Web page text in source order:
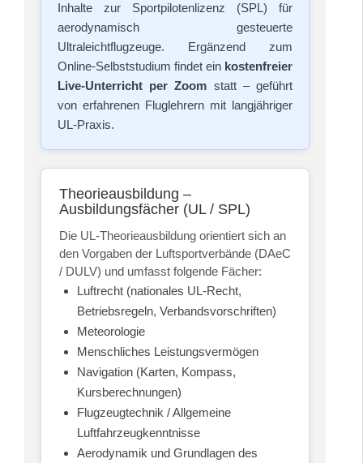
Inhalte zur Sportpilotenlizenz (SPL) für
aerodynamisch gesteuerte
Ultraleichtflugzeuge. Ergänzend zum
Online-Selbststudium findet ein kostenfreier
Live-Unterricht per Zoom statt – geführt
von erfahrenen Fluglehrern mit langjähriger
UL-Praxis.
Theorieausbildung –
Ausbildungsfächer (UL / SPL)
Die UL-Theorieausbildung orientiert sich an
den Vorgaben der Luftsportverbände (DAeC
/ DULV) und umfasst folgende Fächer:
Luftrecht (nationales UL-Recht,
Betriebsregeln, Verbandsvorschriften)
Meteorologie
Menschliches Leistungsvermögen
Navigation (Karten, Kompass,
Kursberechnungen)
Flugzeugtechnik / Allgemeine
Luftfahrzeugkenntnisse
Aerodynamik und Grundlagen des